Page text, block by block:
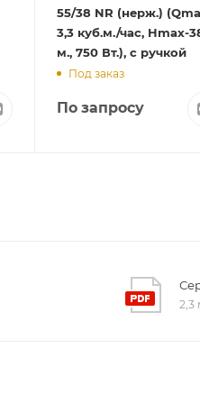
55/38 NR (нерж.)
3,3 куб.м./час, Hmax-
м., 750 Вт.), с ручкой
Под заказ
По запросу
2,3